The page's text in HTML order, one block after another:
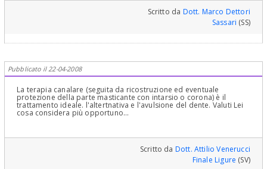
Scritto da Dott. Marco Dettori
Sassari (SS)
Pubblicato il 22-04-2008
La terapia canalare (seguita da ricostruzione ed eventuale
protezione della parte masticante con intarsio o corona) è il
trattamento ideale. l'altertnativa e l'avulsione del dente. Valuti Lei
cosa considera più opportuno...
Scritto da Dott. Attilio Venerucci
Finale Ligure (SV)